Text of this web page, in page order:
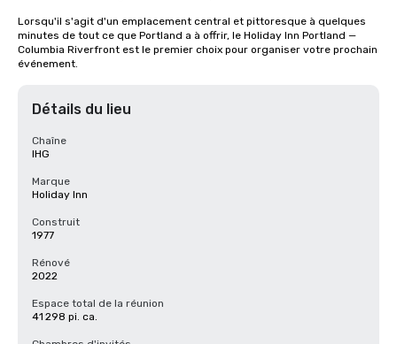
Lorsqu'il s'agit d'un emplacement central et pittoresque à quelques
minutes de tout ce que Portland a à offrir, le Holiday Inn Portland —
Columbia Riverfront est le premier choix pour organiser votre prochain
événement.
Détails du lieu
Chaîne
IHG
Marque
Holiday Inn
Construit
1977
Rénové
2022
Espace total de la réunion
41 298 pi. ca.